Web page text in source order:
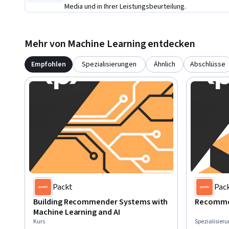
build and implement recommender systems. Basic
is recommended but not required.
Media und in Ihrer Leistungsbeurteilung.
Mehr von Machine Learning entdecken
Empfohlen Spezialisierungen Ähnlich Abschlüsse
Packt
Building Recommender Systems with
Machine Learning and AI
Kurs